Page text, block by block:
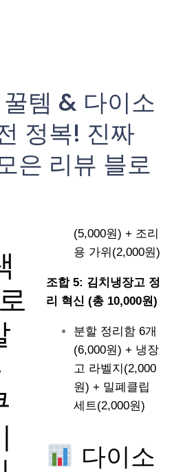
템 & 다이소
정복! 진짜
은 리뷰 블로
(5,000원) + 조리
용 가위(2,000원)
조합 5: 김치냉장고 정
리 혁신 (총 10,000원)
분할 정리함 6개
(6,000원) + 냉장
고 라벨지(2,000
원) + 밀폐클립
세트(2,000원)
다이소